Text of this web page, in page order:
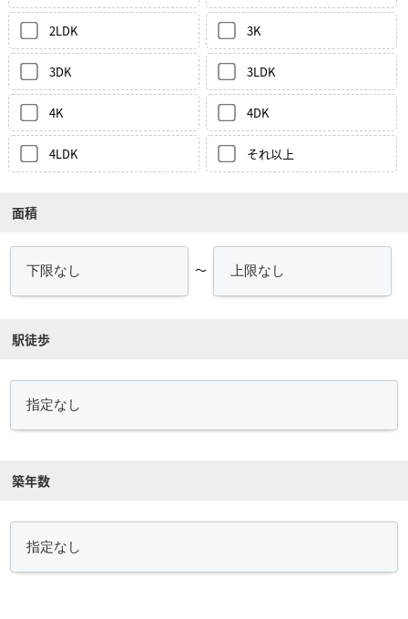
2LDK 3K
3DK 3LDK
4K 4DK
4LDK それ以上
面積
～
駅徒歩
築年数